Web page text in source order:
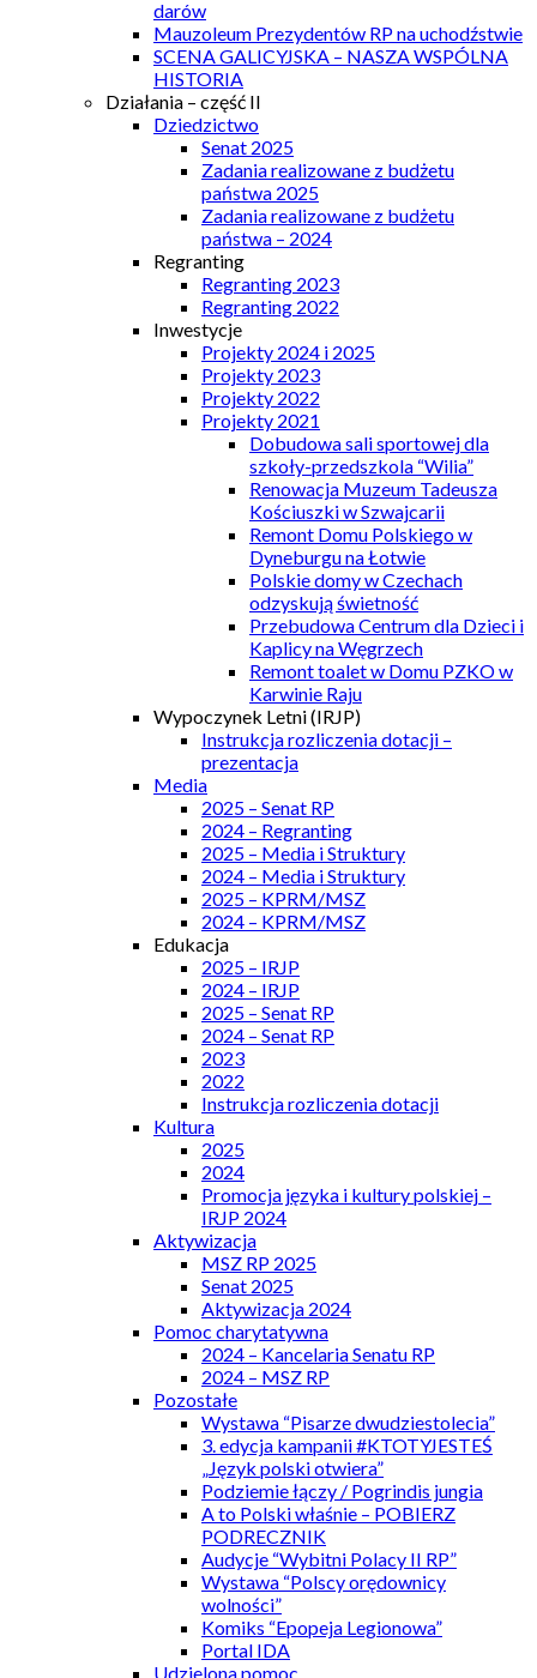
darów
Mauzoleum Prezydentów RP na uchodźstwie
SCENA GALICYJSKA – NASZA WSPÓLNA
HISTORIA
Działania – część II
Dziedzictwo
Senat 2025
Zadania realizowane z budżetu
państwa 2025
Zadania realizowane z budżetu
państwa – 2024
Regranting
Regranting 2023
Regranting 2022
Inwestycje
Projekty 2024 i 2025
Projekty 2023
Projekty 2022
Projekty 2021
Dobudowa sali sportowej dla
szkoły-przedszkola “Wilia”
Renowacja Muzeum Tadeusza
Kościuszki w Szwajcarii
Remont Domu Polskiego w
Dyneburgu na Łotwie
Polskie domy w Czechach
odzyskują świetność
Przebudowa Centrum dla Dzieci i
Kaplicy na Węgrzech
Remont toalet w Domu PZKO w
Karwinie Raju
Wypoczynek Letni (IRJP)
Instrukcja rozliczenia dotacji –
prezentacja
Media
2025 – Senat RP
2024 – Regranting
2025 – Media i Struktury
2024 – Media i Struktury
2025 – KPRM/MSZ
2024 – KPRM/MSZ
Edukacja
2025 – IRJP
2024 – IRJP
2025 – Senat RP
2024 – Senat RP
2023
2022
Instrukcja rozliczenia dotacji
Kultura
2025
2024
Promocja języka i kultury polskiej –
IRJP 2024
Aktywizacja
MSZ RP 2025
Senat 2025
Aktywizacja 2024
Pomoc charytatywna
2024 – Kancelaria Senatu RP
2024 – MSZ RP
Pozostałe
Wystawa “Pisarze dwudziestolecia”
3. edycja kampanii #KTOTYJESTEŚ
„Język polski otwiera”
Podziemie łączy / Pogrindis jungia
A to Polski właśnie – POBIERZ
PODRECZNIK
Audycje “Wybitni Polacy II RP”
Wystawa “Polscy orędownicy
wolności”
Komiks “Epopeja Legionowa”
Portal IDA
Udzielona pomoc